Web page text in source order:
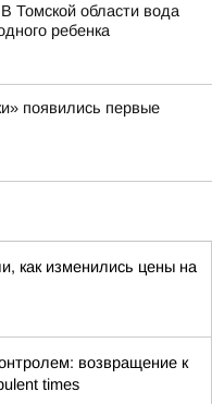
Томской области вода
ребенка
появились первые
как изменились цены на
возвращение к
times